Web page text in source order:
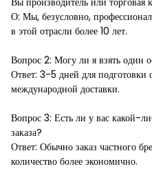
О: Мы, безусловно,
в этой отрасли более 10 лет.
Вопрос 2: Могу ли я взять один
Ответ: 3-5 дней для
международной доставки.
Вопрос 3: Есть ли у вас какой-
заказа?
Ответ: Обычно заказ частного
количество более экономично.